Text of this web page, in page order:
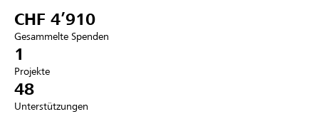
Unterstützen
Hilfe & Support
Projekte und Organisationen finden
CHF 4’910
Gesammelte Spenden
1
Projekte
48
Unterstützungen